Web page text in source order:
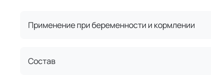
Применение при беременности и кормлении
Состав